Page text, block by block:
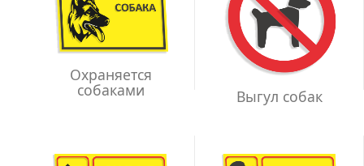
Охраняется
собаками Выгул собак